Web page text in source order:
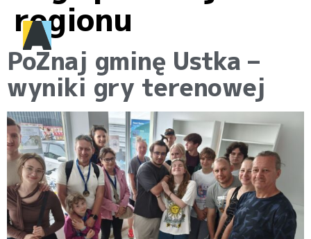
regionu
PoZnaj gminę Ustka –
wyniki gry terenowej